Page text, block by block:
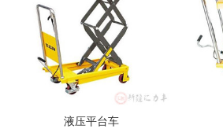
液压平台车